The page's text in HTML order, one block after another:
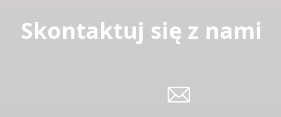
Skontaktuj się z nami